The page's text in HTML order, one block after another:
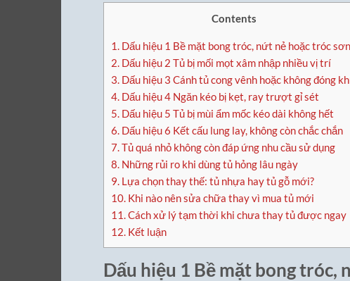
Contents
1. Dấu hiệu 1 Bề mặt bong tróc, nứt nẻ hoặc tróc sơn
2. Dấu hiệu 2 Tủ bị mối mọt xâm nhập nhiều vị trí
3. Dấu hiệu 3 Cánh tủ cong vênh hoặc không đóng
4. Dấu hiệu 4 Ngăn kéo bị kẹt, ray trượt gỉ sét
5. Dấu hiệu 5 Tủ bị mùi ẩm mốc kéo dài không hết
6. Dấu hiệu 6 Kết cấu lung lay, không còn chắc chắn
7.Tủ quá nhỏ không còn đáp ứng nhu cầu sử dụng
8. Những rủi ro khi dùng tủ hỏng lâu ngày
9. Lựa chọn thay thế: tủ nhựa hay tủ gỗ mới?
10. Khi nào nên sửa chữa thay vì mua tủ mới
11.Cách xử lý tạm thời khi chưa thay tủ được ngay
12. Kết luận
Dấu hiệu 1 Bề mặt bong tróc,